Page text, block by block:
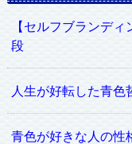
【セルフブランデ
段
人生が好転した青色
青色が好きな人の性